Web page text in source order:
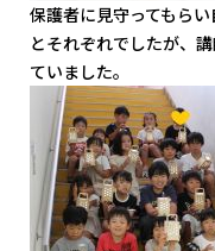
保護者に見守ってもら
とそれぞれでしたが、
ていました。